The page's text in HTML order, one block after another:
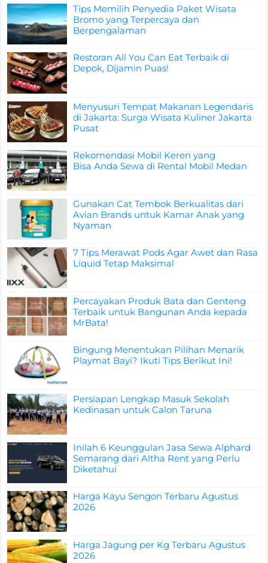
Tips Memilih Penyedia Paket Wisata
Bromo yang Terpercaya dan
Berpengalaman
Restoran All You Can Eat Terbaik di
Depok, Dijamin Puas!
Menyusuri Tempat Makanan Legendaris
di Jakarta: Surga Wisata Kuliner Jakarta
Pusat
Rekomendasi Mobil Keren yang
Bisa Anda Sewa di Rental Mobil Medan
Gunakan Cat Tembok Berkualitas dari
Avian Brands untuk Kamar Anak yang
Nyaman
7 Tips Merawat Pods Agar Awet dan Rasa
Liquid Tetap Maksimal
Percayakan Produk Bata dan Genteng
Terbaik untuk Bangunan Anda kepada
MrBata!
Bingung Menentukan Pilihan Menarik
Playmat Bayi? Ikuti Tips Berikut Ini!
Persiapan Lengkap Masuk Sekolah
Kedinasan untuk Calon Taruna
Inilah 6 Keunggulan Jasa Sewa Alphard
Semarang dari Altha Rent yang Perlu
Diketahui
Harga Kayu Sengon Terbaru Agustus
2026
Harga Jagung per Kg Terbaru Agustus
2026